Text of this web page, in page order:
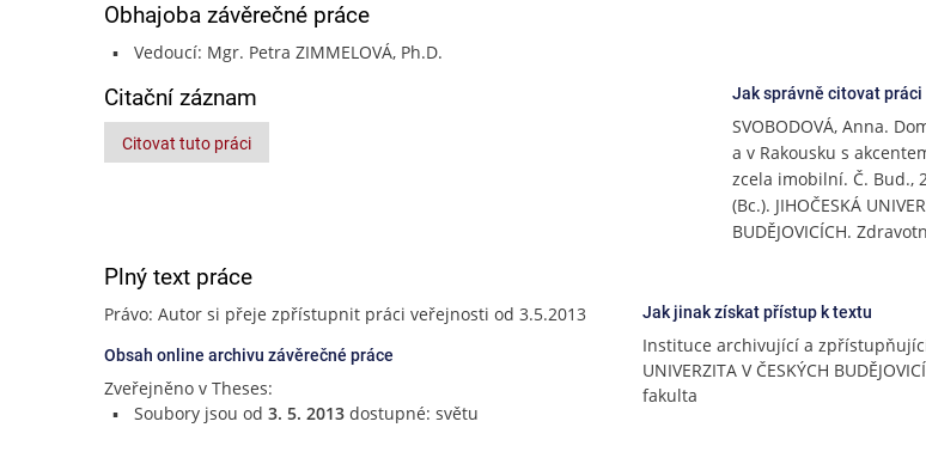
Obhajoba závěrečné práce
Vedoucí: Mgr. Petra ZIMMELOVÁ, Ph.D.
Citační záznam
Citovat tuto práci
Jak správně citovat práci
SVOBODOVÁ, Anna.
a v Rakousku s
zcela imobilní. Č. Bud.,
(Bc.). JIHOČESKÁ
BUDĚJOVICÍCH.
Plný text práce
Právo: Autor si přeje zpřístupnit práci veřejnosti od 3.5.2013
Obsah online archivu závěrečné práce
Zveřejněno v Theses:
Soubory jsou od 3. 5. 2013dostupné: světu
Jak jinak získat přístup k textu
Instituce archivující a zpřístupňující
UNIVERZITA V ČESKÝCH
fakulta